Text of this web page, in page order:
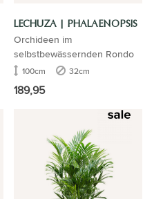
LECHUZA | PHALAENOPSIS
Orchideen im
selbstbewässernden Rondo
100cm 32cm
189,95